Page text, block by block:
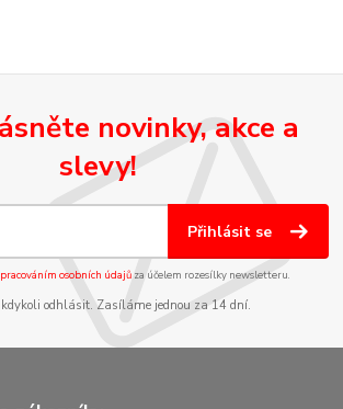
novinky, akce a
slevy!
Přihlásit se
osobních údajůza účelem rozesílky newsletteru.
kdykoli odhlásit. Zasíláme jednou za 14 dní.